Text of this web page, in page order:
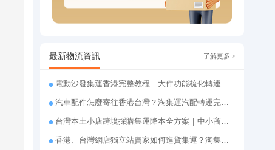
最新物流資訊 了解更多 >
電動沙發集運香港完整教程｜大件功能梳化轉運、打包清關上門派送
汽車配件怎麼寄往香港台灣？淘集運汽配轉運完整教程
台灣本土小店跨境採購集運降本全方案｜中小商家跨境物流優化攻略
香港、台灣網店獨立站賣家如何進貨集運？淘集運一站式採購轉運方案